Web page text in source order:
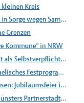
Kreis
Enschede und Winterswijk in Sorge wegen Samstag
Grenzen
Kommune“ in NRW
Europäische Verbundenheit als Selbstverpflichtung
Erste Ideen für deutsch-israelisches Festprogramm
30 Jahre Münster-Mühlhausen: Jubiläumsfeier im kleinen Kreis
Schwere Zeiten auch für Münsters Partnerstadt Fresno